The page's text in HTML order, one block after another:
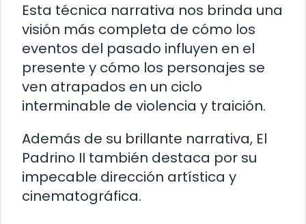
Esta técnica narrativa nos brinda una
visión más completa de cómo los
eventos del pasado influyen en el
presente y cómo los personajes se
ven atrapados en un ciclo
interminable de violencia y traición.
Además de su brillante narrativa, El
Padrino II también destaca por su
impecable dirección artística y
cinematográfica.